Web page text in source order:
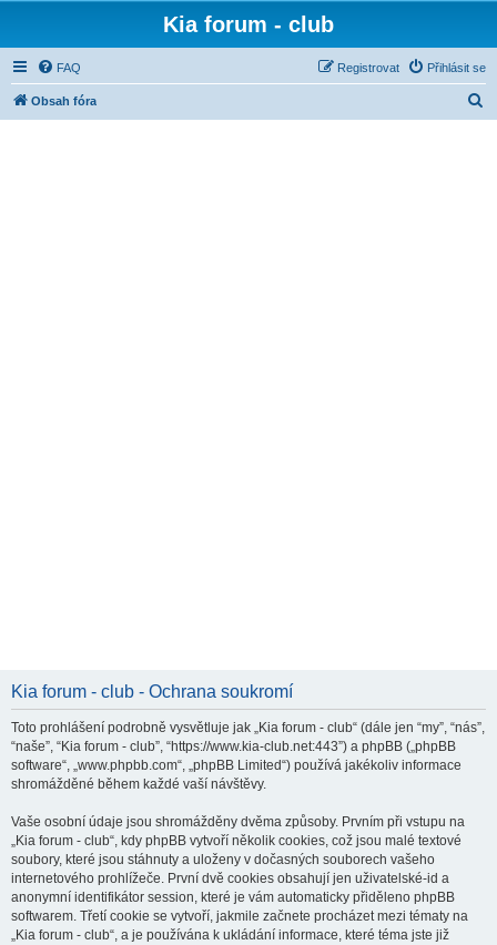
Kia forum - club
FAQ Přihlásit se
Registrovat
Obsah fóra
Kia forum - club - Ochrana soukromí
Toto prohlášení podrobně vysvětluje jak „Kia forum - club“ (dále jen “my”, “nás”,
“naše”, “Kia forum - club”, “https://www.kia-club.net:443”) a phpBB („phpBB
software“, „www.phpbb.com“, „phpBB Limited“) používá jakékoliv informace
shromážděné během každé vaší návštěvy.
Vaše osobní údaje jsou shromážděny dvěma způsoby. Prvním při vstupu na
„Kia forum - club“, kdy phpBB vytvoří několik cookies, což jsou malé textové
soubory, které jsou stáhnuty a uloženy v dočasných souborech vašeho
internetového prohlížeče. První dvě cookies obsahují jen uživatelské-id a
anonymní identifikátor session, které je vám automaticky přiděleno phpBB
softwarem. Třetí cookie se vytvoří, jakmile začnete procházet mezi tématy na
„Kia forum - club“, a je používána k ukládání informace, které téma jste již